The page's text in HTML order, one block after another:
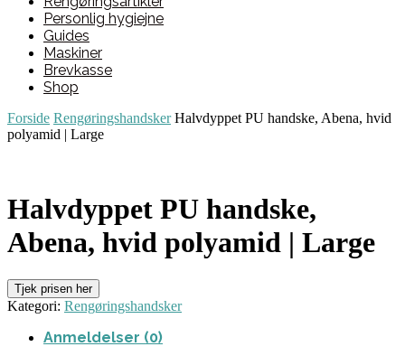
Personlig hygiejne
Guides
Maskiner
Brevkasse
Shop
Forside Rengøringshandsker Halvdyppet PU handske, Abena, hvid
polyamid | Large
Halvdyppet PU handske,
Abena, hvid polyamid | Large
Tjek prisen her
Kategori: Rengøringshandsker
Anmeldelser (0)